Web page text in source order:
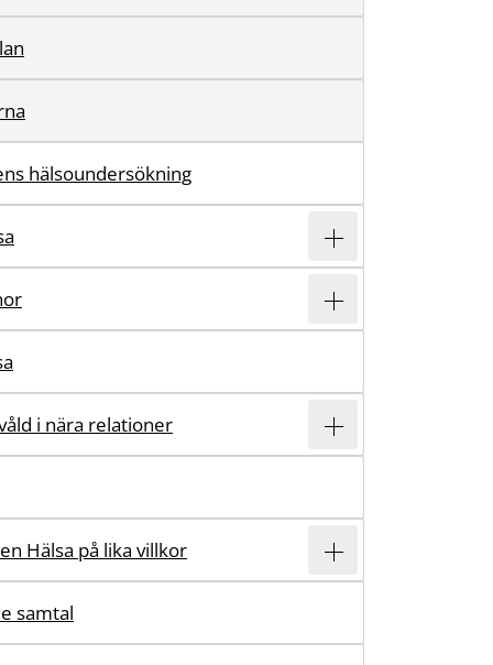
hälsoundersökning
i nära relationer
Hälsa på lika villkor
samtal